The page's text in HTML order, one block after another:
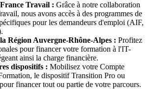
Travail : Grâce à notre collaboration
nous avons accès à des programmes de
pour les demandeurs d'emploi (AIF,
Région Auvergne-Rhône-Alpes : Profitez
pour financer votre formation à l'IT-
ainsi la charge financière.
dispositifs : Mobilisez votre Compte
le dispositif Transition Pro ou
financer tout ou partie de votre parcours.